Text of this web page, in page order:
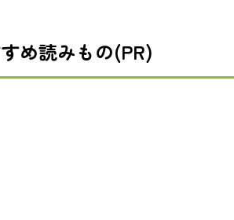
め読みもの(PR)